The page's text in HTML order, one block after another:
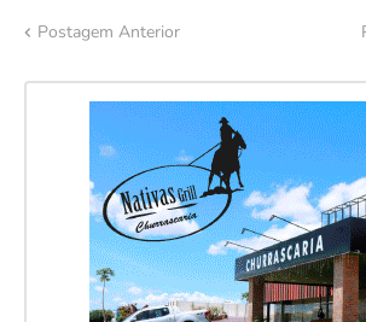
Postagem Anterior